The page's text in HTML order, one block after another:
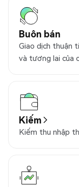
Buôn bán
Giao dịch thuận
và tương lai của
Kiếm
Kiếm thu nhập